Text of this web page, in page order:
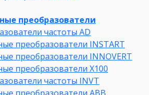
преобразователи
частоты AD
преобразователи INSTART
преобразователи INNOVERT
преобразователи Х100
частоты INVT